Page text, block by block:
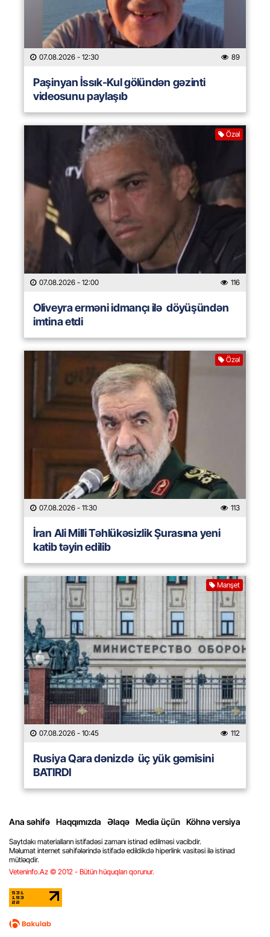
07.08.2026 - 12:30 89
Paşinyan İssık-Kul gölündən gəzinti
videosunu paylaşıb
Özəl
07.08.2026 - 12:00 116
Oliveyra erməni idmançı ilə döyüşündən
imtina etdi
Özəl
07.08.2026 - 11:30 113
İran Ali Milli Təhlükəsizlik Şurasına yeni
katib təyin edilib
Manşet
07.08.2026 - 10:45 112
Rusiya Qara dənizdə üç yük gəmisini
BATIRDI
Ana səhifə Haqqımızda Əlaqə Media üçün Köhnə versiya
Saytdakı materialların istifadəsi zamanı istinad edilməsi vacibdir.
Məlumat internet səhifələrində istifadə edildikdə hiperlink vasitəsi ilə istinad
mütləqdir.
Veteninfo.Az © 2012 - Bütün hüquqları qorunur.